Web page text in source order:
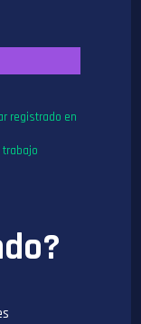
registrado en